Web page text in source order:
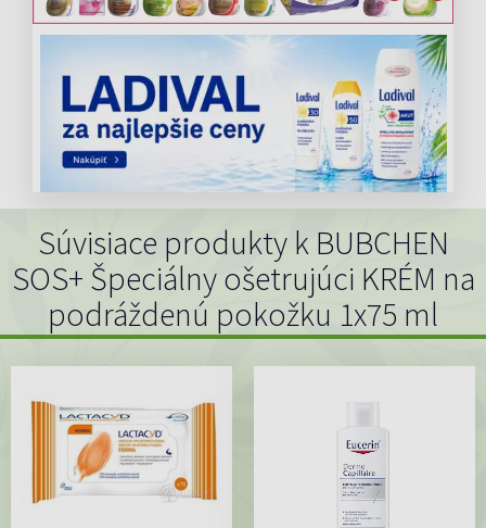
Súvisiace produkty k BUBCHEN
SOS+ Špeciálny ošetrujúci KRÉM na
podráždenú pokožku 1x75 ml